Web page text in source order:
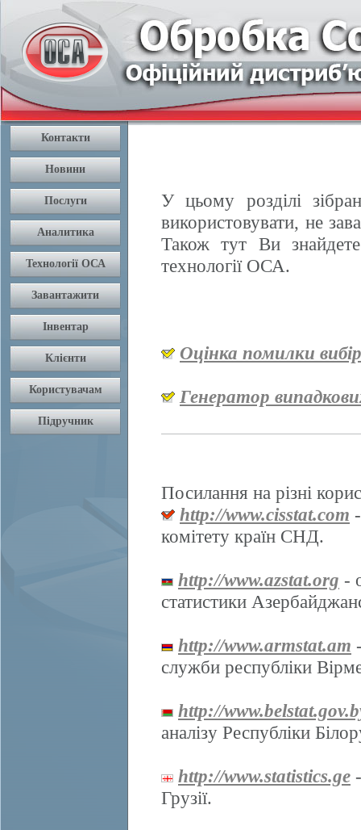
У цьому розділі
використовувати, не
Також тут Ви
технології ОСА.
Оцінка помилки
Генератор
Посилання на різні
http://www.cisstat.com
комітету країн СНД.
http://www.azstat.org -
статистики
http://www.armstat.am
служби республіки
http://
аналізу Республіки
http://www.statistics.ge
Грузії.